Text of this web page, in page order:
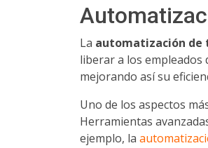
La automatización
liberar a los empleados
mejorando así su
Uno de los aspectos
Herramientas
ejemplo, la